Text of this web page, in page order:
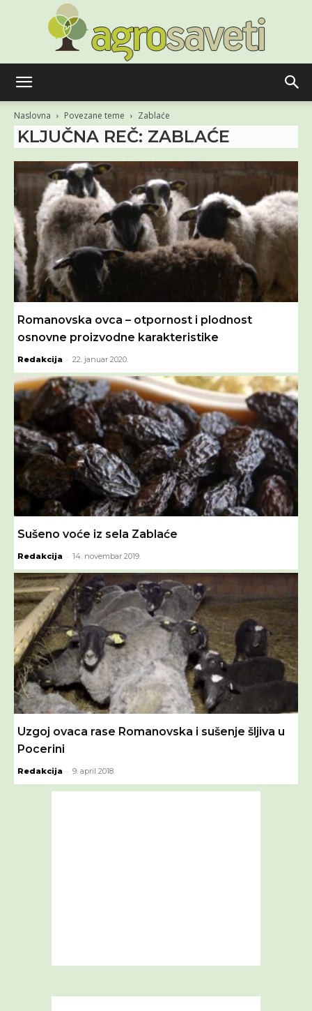
Naslovna Povezane teme Zablaće
KLJUČNA REČ: ZABLAĆE
Romanovska ovca – otpornost i plodnost
osnovne proizvodne karakteristike
Redakcija - 22. januar 2020.
Sušeno voće iz sela Zablaće
Redakcija - 14. novembar 2019.
Uzgoj ovaca rase Romanovska i sušenje šljiva u
Pocerini
Redakcija - 9. april 2018.